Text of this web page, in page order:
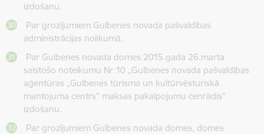
izdošanu.
Par grozījumiem Gulbenes novada pašvaldības
administrācijas nolikumā.
Par Gulbenes novada domes 2015.gada 26.marta
saistošo noteikumu Nr.10 „Gulbenes novada pašvaldības
aģentūras „Gulbenes tūrisma un kultūrvēsturiskā
mantojuma centrs" maksas pakalpojumu cenrādis”
izdošanu.
Par grozījumiem Gulbenes novada domes, domes